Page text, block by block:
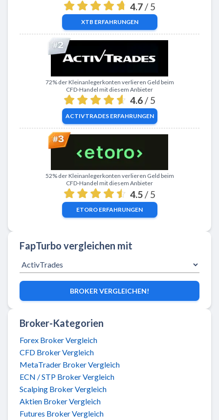
4.7 / 5
XTB ERFAHRUNGEN
Zu ActivTrades
72% der Kleinanlegerkonten verlieren Geld beim
CFD-Handel mit diesem Anbieter
4.6 / 5
ACTIVTRADESERFAHRUNGEN
Zu eToro
52% der Kleinanlegerkonten verlieren Geld beim
CFD-Handel mit diesem Anbieter
4.5 / 5
ETORO ERFAHRUNGEN
FapTurbo vergleichen mit
BROKER VERGLEICHEN!
Broker-Kategorien
Forex Broker Vergleich
CFD Broker Vergleich
MetaTrader Broker Vergleich
ECN / STP Broker Vergleich
Scalping Broker Vergleich
Aktien Broker Vergleich
Futures Broker Vergleich